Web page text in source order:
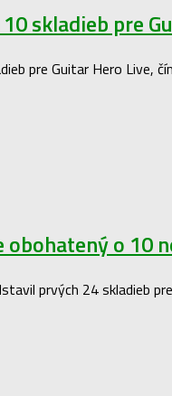
skladieb pre
pre Guitar Hero
o 10
prvých 24 skladieb